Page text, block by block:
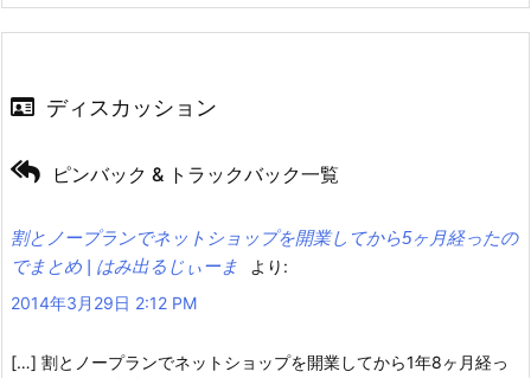
ディスカッション
ピンバック & トラックバック一覧
割とノープランでネットショップを開業してから5ヶ月経ったの
でまとめ | はみ出るじぃーま
より:
2014年3月29日 2:12 PM
[…] 割とノープランでネットショップを開業してから1年8ヶ月経っ